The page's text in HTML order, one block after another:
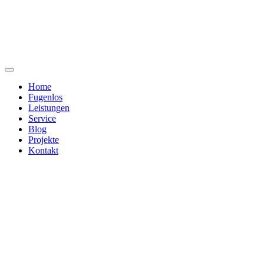
Home
Fugenlos
Leistungen
Service
Blog
Projekte
Kontakt